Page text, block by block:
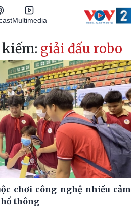
Multimedia
giải đấu robo
chơi công nghệ nhiều cảm
thông